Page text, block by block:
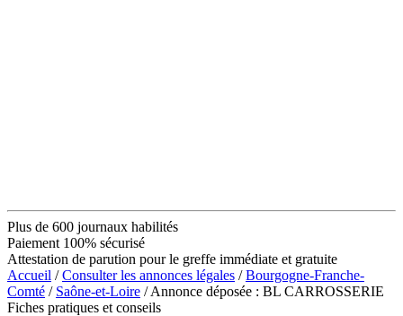
Plus de 600 journaux habilités
Paiement 100% sécurisé
Attestation de parution pour le greffe immédiate et gratuite
Accueil /Consulter les annonces légales /Bourgogne-Franche-
Comté / Saône-et-Loire / Annonce déposée : BL CARROSSERIE
Fiches pratiques et conseils